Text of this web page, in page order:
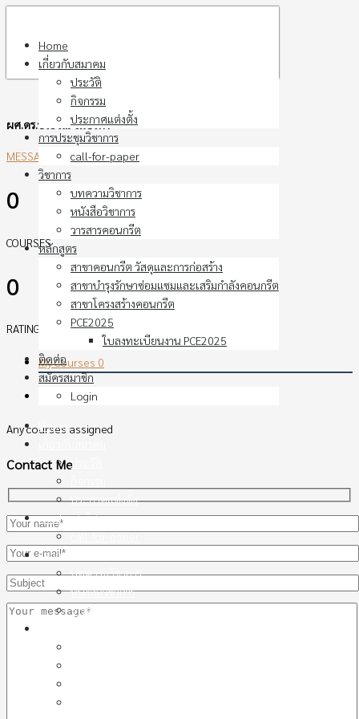
contentHome
เกี่ยวกับสมาคม
ประวัติ
กิจกรรม
ประกาศแต่งตั้ง
การประชุมวิชาการ
call-for-paper
วิชาการ
บทความวิชาการ
หนังสือวิชาการ
วารสารคอนกรีต
หลักสูตร
สาขาคอนกรีต วัสดุและการก่อสร้าง
สาขาบำรุงรักษาซ่อมแซมและเสริมกำลังคอนกรีต
สาขาโครงสร้างคอนกรีต
PCE2025
ใบลงทะเบียนงาน PCE2025
ติดต่อ
สมัครสมาชิก
Login
Home
ประวัติ
ประกาศแต่งตั้ง
การประชุมวิชาการ
call-for-paper
วิชาการ
บทความวิชาการ
หนังสือวิชาการ
วารสารคอนกรีต
ผศ.ดร.ประวีณ ชมปรีดา
MESSAGE ME
0
COURSES
0
RATING
My Courses 0
My Reviews0
Any courses assigned
Contact Me